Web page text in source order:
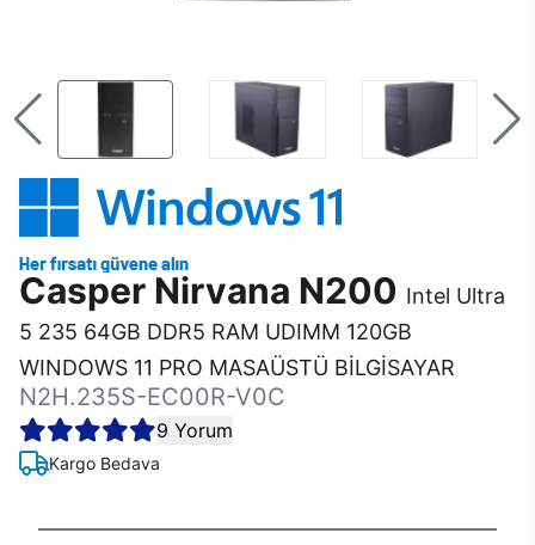
Casper Nirvana N200 Intel Ultra
5 235 64GB DDR5 RAM UDIMM 120GB
WINDOWS 11 PRO MASAÜSTÜ BİLGİSAYAR
N2H.235S-EC00R-V0C
9 Yorum
Kargo Bedava